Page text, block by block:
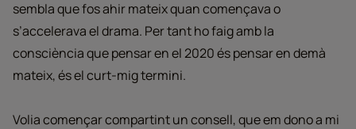
sembla que fos ahir mateix quan començava o
s’accelerava el drama. Per tant ho faig amb la
consciència que pensar en el 2020 és pensar en demà
mateix, és el curt-mig termini.
Volia començar compartint un consell, que em dono a mi